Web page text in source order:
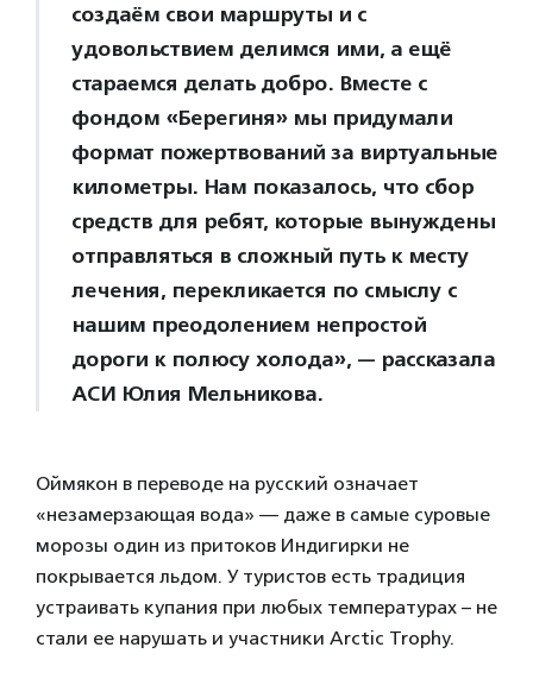
создаём свои маршруты и с
удовольствием делимся ими, а ещё
стараемся делать добро. Вместе с
фондом «Берегиня» мы придумали
формат пожертвований за виртуальные
километры. Нам показалось, что сбор
средств для ребят, которые вынуждены
отправляться в сложный путь к месту
лечения, перекликается по смыслу с
нашим преодолением непростой
дороги к полюсу холода», — рассказала
АСИ Юлия Мельникова.
Оймякон в переводе на русский означает
«незамерзающая вода» — даже в самые суровые
морозы один из притоков Индигирки не
покрывается льдом. У туристов есть традиция
устраивать купания при любых температурах – не
стали ее нарушать и участники Arctic Trophy.